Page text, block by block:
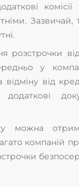
Зазвичай,
розстрочки
у
відміну від
додаткові
можна
компаній